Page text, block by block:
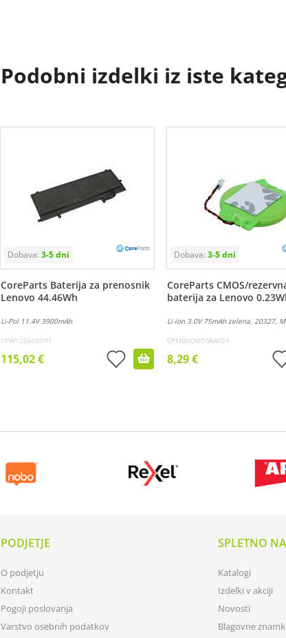
Podobni izdelki iz iste
CoreParts Baterija za prenosnik
Lenovo 44.46Wh
Li-Pol 11.4V 3900mAh
CPW125608091
115,02 €
CoreParts CMOS/
baterija za Lenovo
Li-ion 3.0V 75mAh zelena, 20327,
CPMBXCMOSBA034
8,29 €
PODJETJE
O podjetju
Kontakt
Pogoji poslovanja
Varstvo osebnih podatkov
SPLETNO
Katalogi
Izdelki v akciji
Novosti
Blagovne